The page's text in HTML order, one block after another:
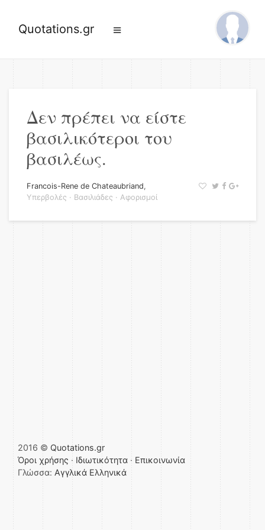
Quotations.gr
Δεν πρέπει να είστε
βασιλικότεροι του
βασιλέως.
Francois-Rene de Chateaubriand,
Υπερβολές · Βασιλιάδες · Αφορισμοί
2016 © Quotations.gr
Όροι χρήσης · Ιδιωτικότητα · Επικοινωνία
Γλώσσα: Αγγλικά Ελληνικά